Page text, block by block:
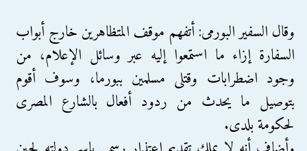
وقال السفير البورمى: أتفهم موقف المتظاهرين خارج أبواب
السفارة إزاء ما استمعوا إليه عبر وسائل الإعلام، من
وجود اضطرابات وقتلى مسلمين ببورما، وسوف أقوم
بتوصيل ما يحدث من ردود أفعال بالشارع المصرى
لحكومة بلدى.